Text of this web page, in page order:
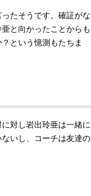
たそうです。確証がな
と向かったことからも
という憶測もたちま
対し岩出玲亜は一緒に
いし、コーチは友達の